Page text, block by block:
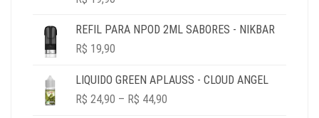
REFIL PARA NPOD 2ML SABORES - NIKBAR
R$ 19,90
LIQUIDO GREEN APLAUSS - CLOUD ANGEL
R$ 24,90 – R$ 44,90